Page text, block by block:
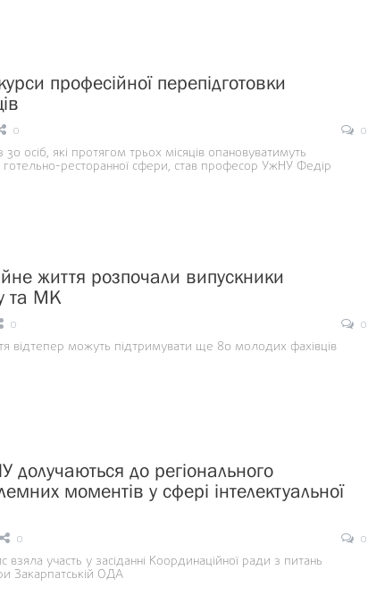
професійної перепідготовки
0
0
осіб, які протягом трьох місяців опановуватимуть
ресторанної сфери, став професор УжНУ Федір
життя розпочали випускники
та МК
0
0
відтепер можуть підтримувати ще 80 молодих фахівців
долучаються до регіонального
моментів у сфері інтелектуальної
0
0
участь у засіданні Координаційної ради з питань
Закарпатській ОДА